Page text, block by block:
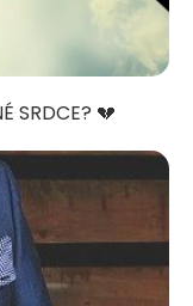
SRDCE? 💔